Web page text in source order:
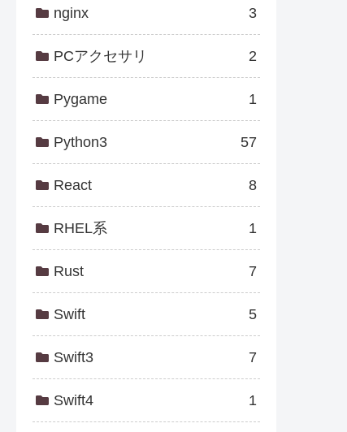
nginx 3
PCアクセサリ 2
Pygame 1
Python3 57
React 8
RHEL系 1
Rust 7
Swift 5
Swift3 7
Swift4 1